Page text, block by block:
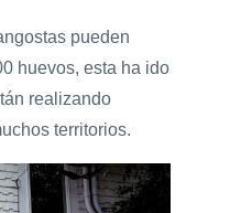
pueden
huevos, esta ha ido
realizando
territorios.